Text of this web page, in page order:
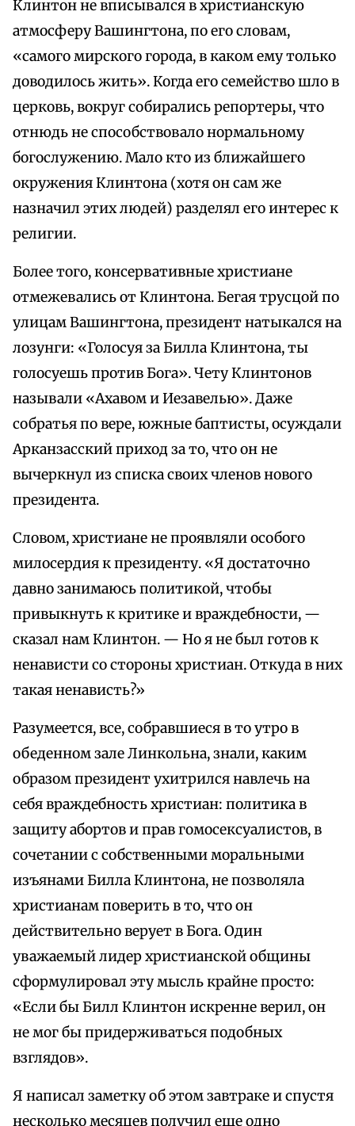
Клинтон не вписывался в христианскую
атмосферу Вашингтона, по его словам,
«самого мирского города, в каком ему только
доводилось жить». Когда его семейство шло в
церковь, вокруг собирались репортеры, что
отнюдь не способствовало нормальному
богослужению. Мало кто из ближайшего
окружения Клинтона (хотя он сам же
назначил этих людей) разделял его интерес к
религии.
Более того, консервативные христиане
отмежевались от Клинтона. Бегая трусцой по
улицам Вашингтона, президент натыкался на
лозунги: «Голосуя за Билла Клинтона, ты
голосуешь против Бога». Чету Клинтонов
называли «Ахавом и Иезавелью». Даже
собратья по вере, южные баптисты, осуждали
Арканзасский приход за то, что он не
вычеркнул из списка своих членов нового
президента.
Словом, христиане не проявляли особого
милосердия к президенту. «Я достаточно
давно занимаюсь политикой, чтобы
привыкнуть к критике и враждебности, —
сказал нам Клинтон. — Но я не был готов к
ненависти со стороны христиан. Откуда в них
такая ненависть?»
Разумеется, все, собравшиеся в то утро в
обеденном зале Линкольна, знали, каким
образом президент ухитрился навлечь на
себя враждебность христиан: политика в
защиту абортов и прав гомосексуалистов, в
сочетании с собственными моральными
изъянами Билла Клинтона, не позволяла
христианам поверить в то, что он
действительно верует в Бога. Один
уважаемый лидер христианской общины
сформулировал эту мысль крайне просто:
«Если бы Билл Клинтон искренне верил, он
не мог бы придерживаться подобных
взглядов».
Я написал заметку об этом завтраке и спустя
несколько месяцев получил еще одно